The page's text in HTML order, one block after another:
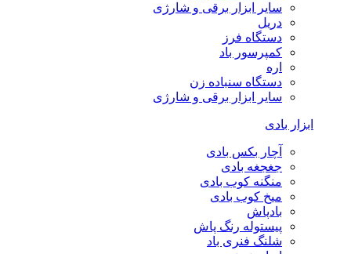
سایر ابزار برقی و شارژی
دریل
دستگاه فرز
کمپرسور باد
اره
دستگاه سنباده زن
سایر ابزار برقی و شارژی
ابزار بادی
آچار بکس بادی
جغجغه بادی
منگنه کوب بادی
میخ کوب بادی
بادپاش
پیستوله رنگ پاش
شلنگ فنری باد